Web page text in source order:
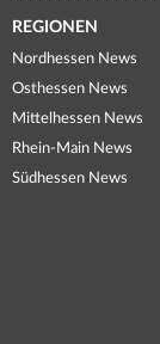
REGIONEN
Nordhessen News
Osthessen News
Mittelhessen News
Rhein-Main News
Südhessen News